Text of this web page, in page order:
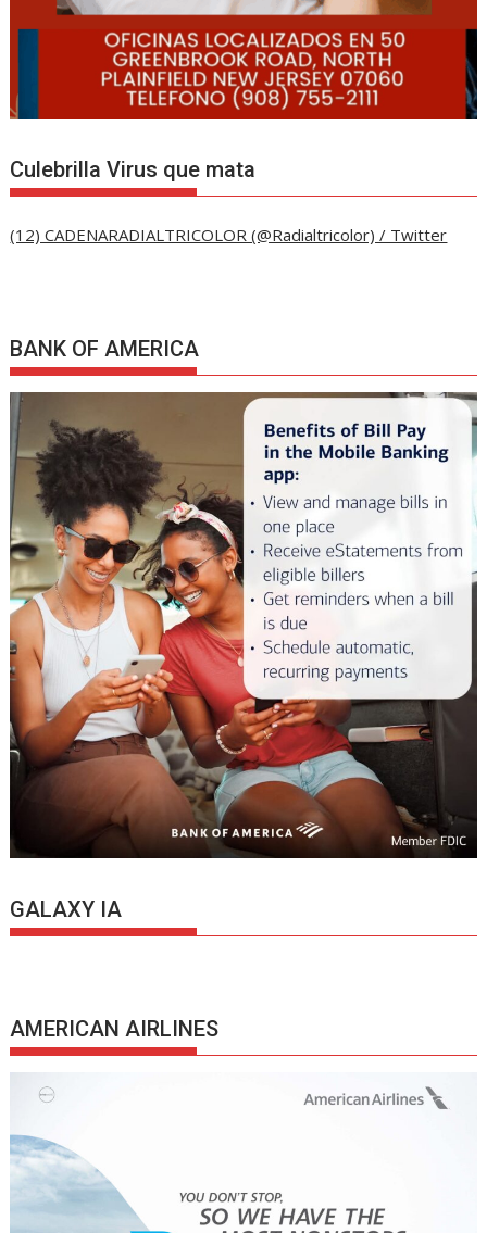
Culebrilla Virus que mata
(12) CADENARADIALTRICOLOR (@Radialtricolor) / Twitter
BANK OF AMERICA
GALAXY IA
AMERICAN AIRLINES